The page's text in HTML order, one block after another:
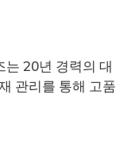
는 20년 경력의 대
관리를 통해 고품